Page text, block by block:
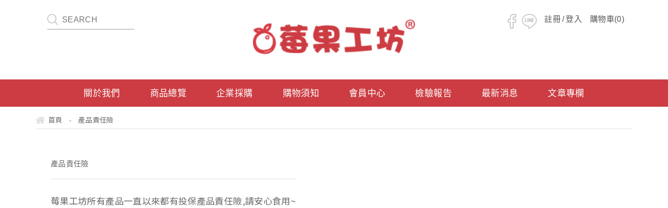
註冊/登入 購物車(0)
關於我們 商品總覽 企業採購 購物須知 會員中心 檢驗報告 最新消息 文章專欄
首頁 - 產品責任險
產品責任險
莓果工坊所有產品一直以來都有投保產品責任險,請安心食用~